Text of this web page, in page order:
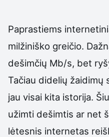
Paprastiems
milžiniško greičio.
dešimčių Mb/s, bet
Tačiau didelių žaidimų
jau visai kita istorija.
užimti dešimtis ar net
lėtesnis internetas